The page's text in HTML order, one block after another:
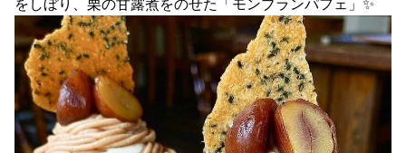
をしぼり、栗の甘露煮をのせた「モンブランパフェ」✨